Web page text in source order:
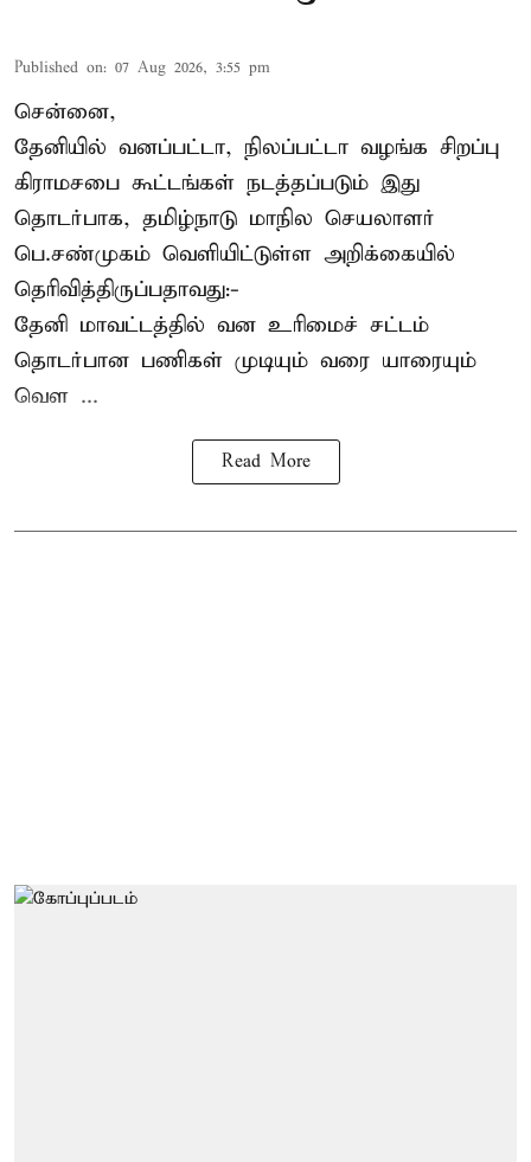
Published on: 07 Aug 2026, 3:55 pm
சென்னை,
தேனியில் வனப்பட்டா, நிலப்பட்டா வழங்க சிறப்பு
கிராமசபை கூட்டங்கள் நடத்தப்படும் இது
தொடர்பாக, தமிழ்நாடு மாநில செயலாளர்
பெ.சண்முகம் வெளியிட்டுள்ள அறிக்கையில்
தெரிவித்திருப்பதாவது:-
தேனி மாவட்டத்தில் வன உரிமைச் சட்டம்
தொடர்பான பணிகள் முடியும் வரை யாரையும்
வெள ...
Read More